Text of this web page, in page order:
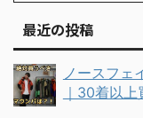
最近の投稿
ノースフェ
｜30着以